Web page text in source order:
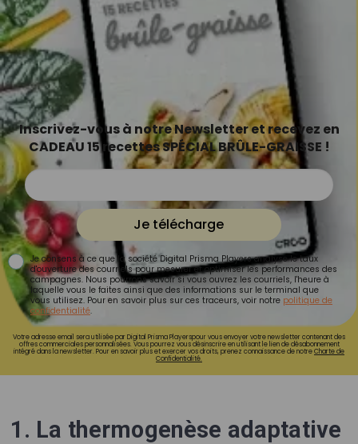
Inscrivez-vous à notre Newsletter et recevez en
CADEAU 15 recettes SPÉCIAL BRÛLE-GRAISSE !
Je télécharge
Je consens à ce que la société Digital Prisma Players analyse le taux
d'ouverture des courriels pour mesurer et optimiser les performances des
campagnes. Nous pourrons savoir si vous ouvrez les courriels, l'heure à
laquelle vous le faites ainsi que des informations sur le terminal que
vous utilisez. Pour en savoir plus sur ces traceurs, voir notre politique de
confidentialité.
Votre adresse email sera utilisée par Digital Prisma Playerspour vous envoyer votre newsletter contenant des
offres commerciales personnalisées. Vous pourrez vous désinscrire en utilisant le lien de désabonnement
intégré dans la newsletter. Pour en savoir plus et exercer vos droits, prenez connaissance de notreCharte de
Confidentialité.
1. La thermogenèse adaptative